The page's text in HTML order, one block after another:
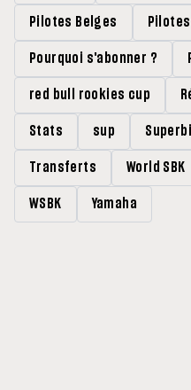
Pilotes Belges
Pourquoi s'abonner ?
red bull rookies cup
Stats sup
Transferts World SBK
WSBK Yamaha